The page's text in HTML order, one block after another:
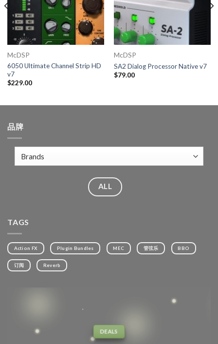
McDSP
6050 Ultimate Channel Strip HD
v7
$229.00
McDSP
SA2 Dialog Processor Native v7
$79.00
品牌
ALL
TAGS
Action FX Plugin Bundles MEC 管弦乐 BBO
订阅 Reverb
DEALS